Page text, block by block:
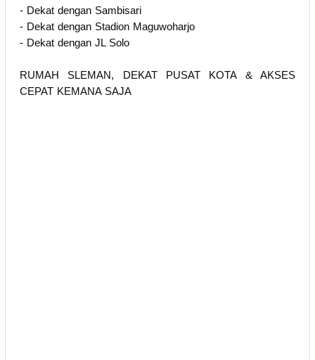
- Dekat dengan Sambisari
- Dekat dengan Stadion Maguwoharjo
- Dekat dengan JL Solo
RUMAH SLEMAN, DEKAT PUSAT KOTA & AKSES
CEPAT KEMANA SAJA